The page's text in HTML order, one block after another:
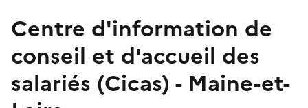
Centre d'information de
conseil et d'accueil des
salariés (Cicas) - Maine-et-